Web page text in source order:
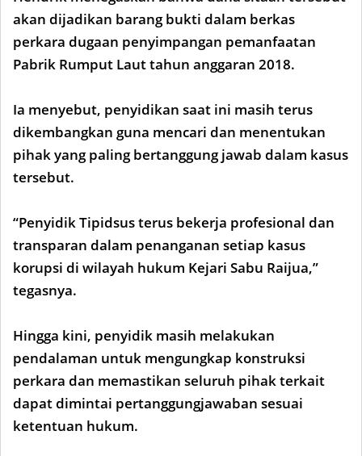
akan dijadikan barang bukti dalam berkas
perkara dugaan penyimpangan pemanfaatan
Pabrik Rumput Laut tahun anggaran 2018.
Ia menyebut, penyidikan saat ini masih terus
dikembangkan guna mencari dan menentukan
pihak yang paling bertanggung jawab dalam kasus
tersebut.
“Penyidik Tipidsus terus bekerja profesional dan
transparan dalam penanganan setiap kasus
korupsi di wilayah hukum Kejari Sabu Raijua,”
tegasnya.
Hingga kini, penyidik masih melakukan
pendalaman untuk mengungkap konstruksi
perkara dan memastikan seluruh pihak terkait
dapat dimintai pertanggungjawaban sesuai
ketentuan hukum.